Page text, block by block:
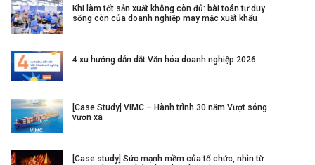
Khi làm tốt sản xuất không còn đủ: bài toán tư duy
sống còn của doanh nghiệp may mặc xuất khẩu
4 xu hướng dẫn dắt Văn hóa doanh nghiệp 2026
[Case Study] VIMC – Hành trình 30 năm Vượt sóng
vươn xa
[Case study] Sức mạnh mềm của tổ chức, nhìn từ